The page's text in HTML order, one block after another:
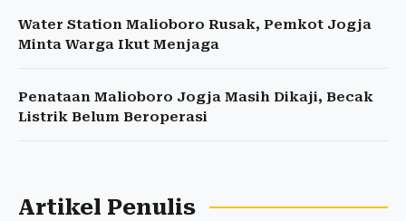
Water Station Malioboro Rusak, Pemkot Jogja
Minta Warga Ikut Menjaga
Penataan Malioboro Jogja Masih Dikaji, Becak
Listrik Belum Beroperasi
Artikel Penulis